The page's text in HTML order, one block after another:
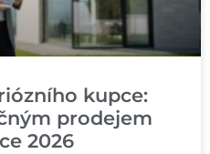
kupce:
prodejem
2026